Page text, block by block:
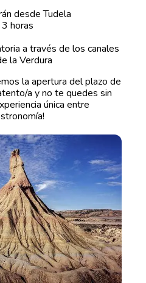
desde Tudela
horas
a través de los canales
la Verdura
la apertura del plazo de
a y no te quedes sin
única entre